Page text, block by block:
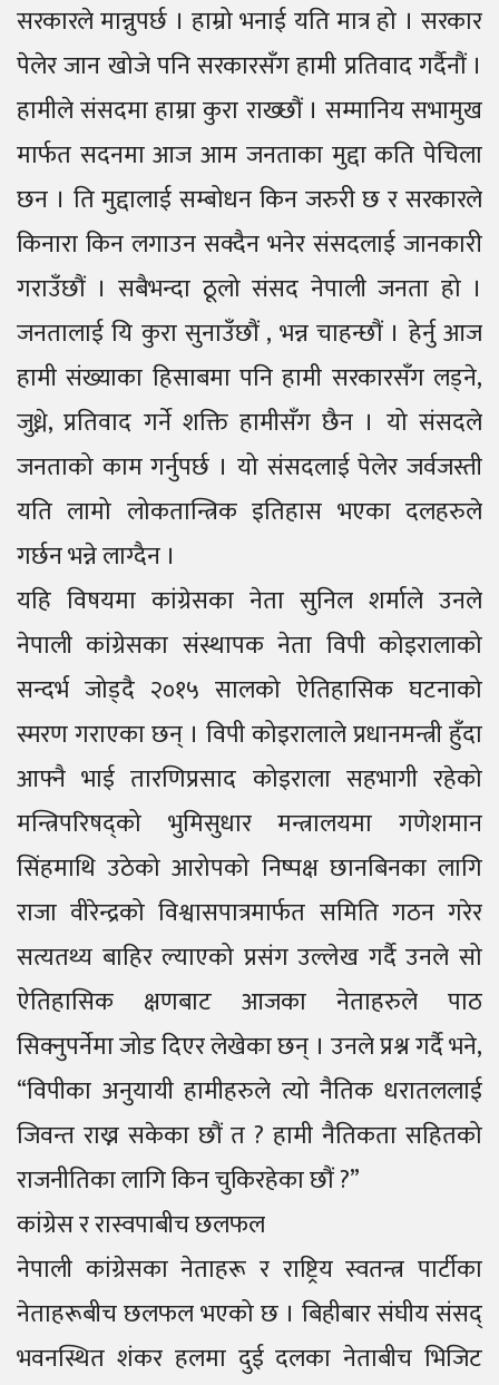
सरकारले मान्नुपर्छ । हाम्रो भनाई यति मात्र हो । सरकार
पेलेर जान खोजे पनि सरकारसँग हामी प्रतिवाद गर्दैनौं ।
हामीले संसदमा हाम्रा कुरा राख्छौं । सम्मानिय सभामुख
मार्फत सदनमा आज आम जनताका मुद्दा कति पेचिला
छन । ति मुद्दालाई सम्बोधन किन जरुरी छ र सरकारले
किनारा किन लगाउन सक्दैन भनेर संसदलाई जानकारी
गराउँछौं । सबैभन्दा ठूलो संसद नेपाली जनता हो ।
जनतालाई यि कुरा सुनाउँछौं , भन्न चाहन्छौं । हेर्नु आज
हामी संख्याका हिसाबमा पनि हामी सरकारसँग लड्ने,
जुध्ने, प्रतिवाद गर्ने शक्ति हामीसँग छैन । यो संसदले
जनताको काम गर्नुपर्छ । यो संसदलाई पेलेर जर्वजस्ती
यति लामो लोकतान्त्रिक इतिहास भएका दलहरुले
गर्छन भन्ने लाग्दैन ।
यहि विषयमा कांग्रेसका नेता सुनिल शर्माले उनले
नेपाली कांग्रेसका संस्थापक नेता विपी कोइरालाको
सन्दर्भ जोड्दै २०१५ सालको ऐतिहासिक घटनाको
स्मरण गराएका छन् । विपी कोइरालाले प्रधानमन्त्री हुँदा
आफ्नै भाई तारणिप्रसाद कोइराला सहभागी रहेको
मन्त्रिपरिषद्को भुमिसुधार मन्त्रालयमा गणेशमान
सिंहमाथि उठेको आरोपको निष्पक्ष छानबिनका लागि
राजा वीरेन्द्रको विश्वासपात्रमार्फत समिति गठन गरेर
सत्यतथ्य बाहिर ल्याएको प्रसंग उल्लेख गर्दै उनले सो
ऐतिहासिक क्षणबाट आजका नेताहरुले पाठ
सिक्नुपर्नेमा जोड दिएर लेखेका छन् । उनले प्रश्न गर्दै भने,
“विपीका अनुयायी हामीहरुले त्यो नैतिक धरातललाई
जिवन्त राख्न सकेका छौं त ? हामी नैतिकता सहितको
राजनीतिका लागि किन चुकिरहेका छौं ?”
कांग्रेस र रास्वपाबीच छलफल
नेपाली कांग्रेसका नेताहरू र राष्ट्रिय स्वतन्त्र पार्टीका
नेताहरूबीच छलफल भएको छ । बिहीबार संघीय संसद्
भवनस्थित शंकर हलमा दुई दलका नेताबीच भिजिट